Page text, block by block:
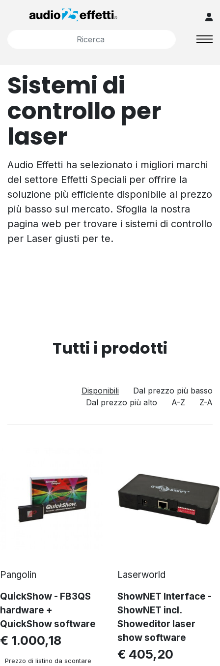
Sistemi di
controllo per
laser
Audio Effetti ha selezionato i migliori marchi
del settore Effetti Speciali per offrire la
soluzione più efficiente disponibile al prezzo
più basso sul mercato. Sfoglia la nostra
pagina web per trovare i sistemi di controllo
per Laser giusti per te.
Tutti i prodotti
Disponibili
Dal prezzo più basso
Dal prezzo più alto
A-Z Z-A
Pangolin
QuickShow - FB3QS
hardware +
QuickShow software
€ 1.000,18
Prezzo di listino da scontare
Laserworld
ShowNET Interface -
ShowNET incl.
Showeditor laser
show software
€ 405,20